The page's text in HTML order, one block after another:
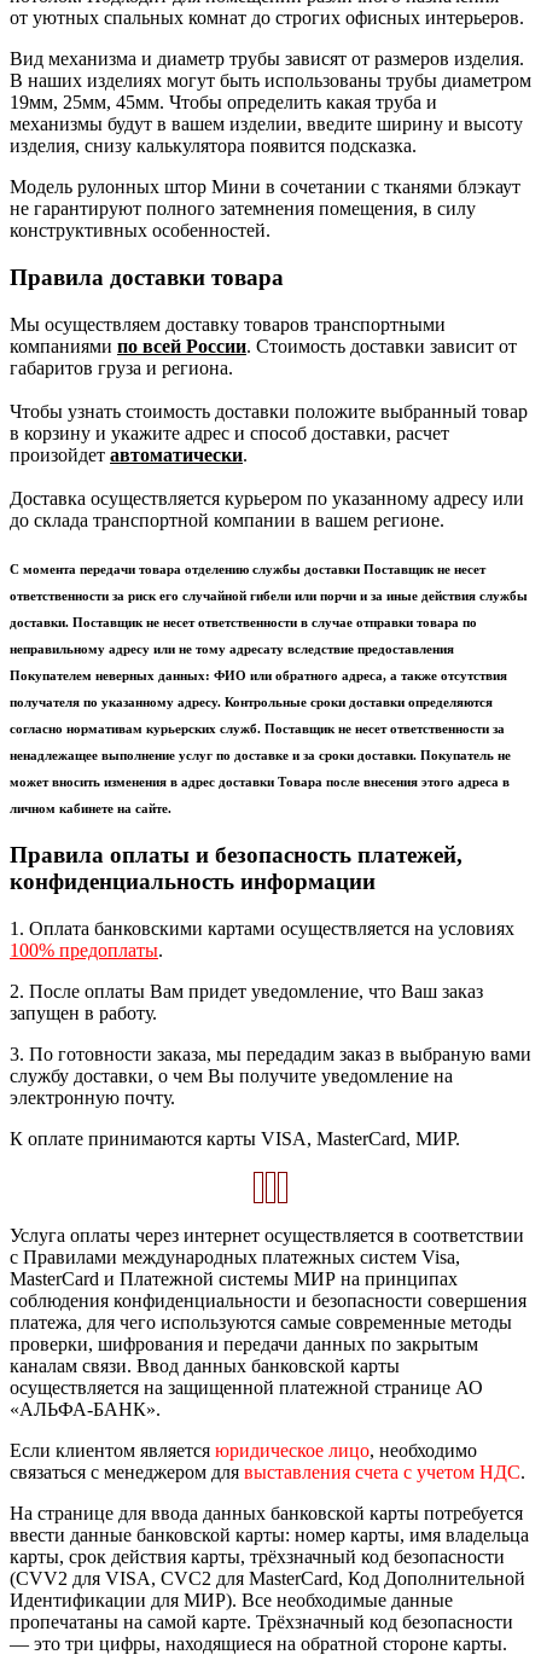
от уютных спальных комнат до строгих офисных интерьеров.
Вид механизма и диаметр трубы зависят от размеров изделия.
В наших изделиях могут быть использованы трубы диаметром
19мм, 25мм, 45мм. Чтобы определить какая труба и
механизмы будут в вашем изделии, введите ширину и высоту
изделия, снизу калькулятора появится подсказка.
Модель рулонных штор Мини в сочетании с тканями блэкаут
не гарантируют полного затемнения помещения, в силу
конструктивных особенностей.
Правила доставки товара
Мы осуществляем доставку товаров транспортными
компаниями по всей России. Стоимость доставки зависит от
габаритов груза и региона.
Чтобы узнать стоимость доставки положите выбранный товар
в корзину и укажите адрес и способ доставки, расчет
произойдет автоматически.
Доставка осуществляется курьером по указанному адресу или
до склада транспортной компании в вашем регионе.
С момента передачи товара отделению службы доставки Поставщик не несет
ответственности за риск его случайной гибели или порчи и за иные действия службы
доставки. Поставщик не несет ответственности в случае отправки товара по
неправильному адресу или не тому адресату вследствие предоставления
Покупателем неверных данных: ФИО или обратного адреса, а также отсутствия
получателя по указанному адресу. Контрольные сроки доставки определяются
согласно нормативам курьерских служб. Поставщик не несет ответственности за
ненадлежащее выполнение услуг по доставке и за сроки доставки. Покупатель не
может вносить изменения в адрес доставки Товара после внесения этого адреса в
личном кабинете на сайте.
Правила оплаты и безопасность платежей,
конфиденциальность информации
1. Оплата банковскими картами осуществляется на условиях
100% предоплаты.
2. После оплаты Вам придет уведомление, что Ваш заказ
запущен в работу.
3. По готовности заказа, мы передадим заказ в выбраную вами
службу доставки, о чем Вы получите уведомление на
электронную почту.
К оплате принимаются карты VISA, MasterCard, МИР.
Услуга оплаты через интернет осуществляется в соответствии
с Правилами международных платежных систем Visa,
MasterCard и Платежной системы МИР на принципах
соблюдения конфиденциальности и безопасности совершения
платежа, для чего используются самые современные методы
проверки, шифрования и передачи данных по закрытым
каналам связи. Ввод данных банковской карты
осуществляется на защищенной платежной странице АО
«АЛЬФА-БАНК».
Если клиентом является юридическое лицо, необходимо
связаться с менеджером для выставления счета с учетом НДС.
На странице для ввода данных банковской карты потребуется
ввести данные банковской карты: номер карты, имя владельца
карты, срок действия карты, трёхзначный код безопасности
(CVV2 для VISA, CVC2 для MasterCard, Код Дополнительной
Идентификации для МИР). Все необходимые данные
пропечатаны на самой карте. Трёхзначный код безопасности
— это три цифры, находящиеся на обратной стороне карты.